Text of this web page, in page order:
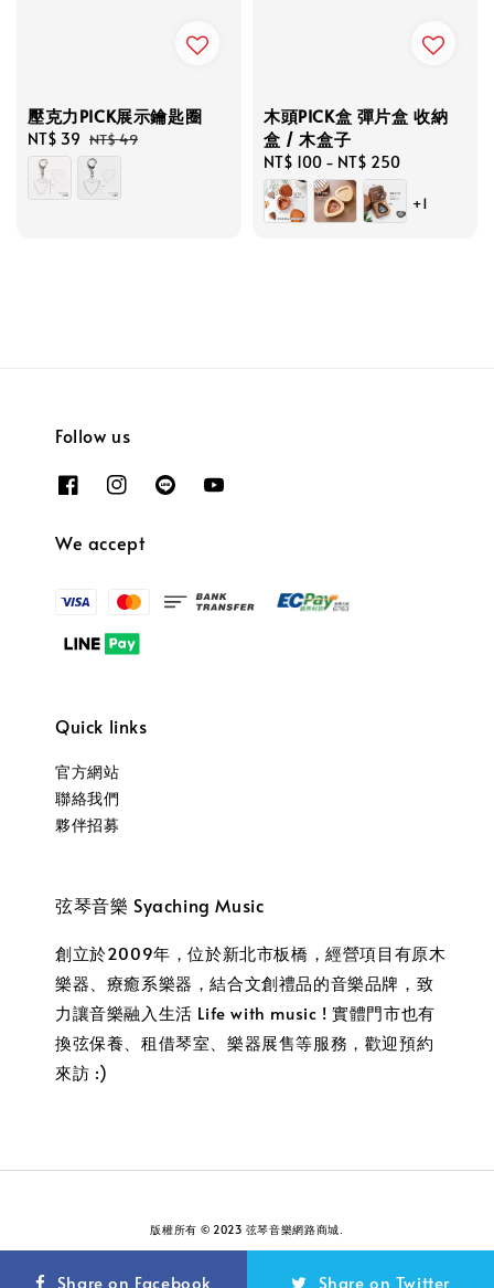
壓克力PICK展示鑰匙圈
Sale
price
NT$ 39 Regular
price
NT$ 49
木頭PICK盒 彈片盒 收納
盒 / 木盒子
Regular
price
NT$ 100 - NT$ 250
+1
Follow us
We accept
Quick links
官方網站
聯絡我們
夥伴招募
弦琴音樂 Syaching Music
創立於2009年，位於新北市板橋，經營項目有原木
樂器、療癒系樂器，結合文創禮品的音樂品牌，致
力讓音樂融入生活 Life with music ! 實體門市也有
換弦保養、租借琴室、樂器展售等服務，歡迎預約
來訪 :)
版權所有 © 2023 弦琴音樂網路商城.
Share on Facebook Share on Twitter